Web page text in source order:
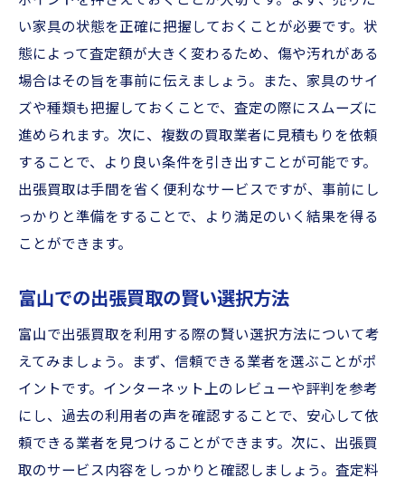
い家具の状態を正確に把握しておくことが必要です。状
態によって査定額が大きく変わるため、傷や汚れがある
場合はその旨を事前に伝えましょう。また、家具のサイ
ズや種類も把握しておくことで、査定の際にスムーズに
進められます。次に、複数の買取業者に見積もりを依頼
することで、より良い条件を引き出すことが可能です。
出張買取は手間を省く便利なサービスですが、事前にし
っかりと準備をすることで、より満足のいく結果を得る
ことができます。
富山での出張買取の賢い選択方法
富山で出張買取を利用する際の賢い選択方法について考
えてみましょう。まず、信頼できる業者を選ぶことがポ
イントです。インターネット上のレビューや評判を参考
にし、過去の利用者の声を確認することで、安心して依
頼できる業者を見つけることができます。次に、出張買
取のサービス内容をしっかりと確認しましょう。査定料